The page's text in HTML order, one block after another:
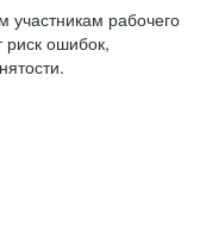
участникам рабочего
ошибок,